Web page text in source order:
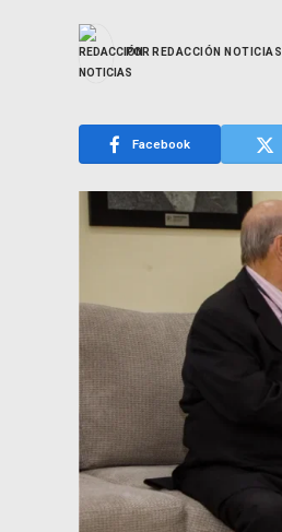
POR REDACCIÓN NOTICIAS
Facebook